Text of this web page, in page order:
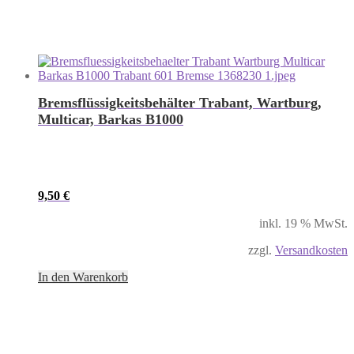
Bremsflüssigkeitsbehälter Trabant, Wartburg,
Multicar, Barkas B1000
9,50 €
inkl. 19 % MwSt.
zzgl. Versandkosten
In den Warenkorb